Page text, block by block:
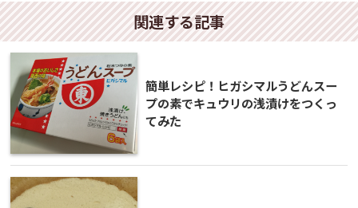
関連する記事
簡単レシピ！ヒガシマルうどんスー
プの素でキュウリの浅漬けをつくっ
てみた